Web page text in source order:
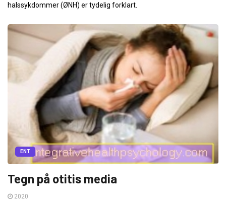
halssykdommer (ØNH) er tydelig forklart.
ENT
Tegn på otitis media
2020